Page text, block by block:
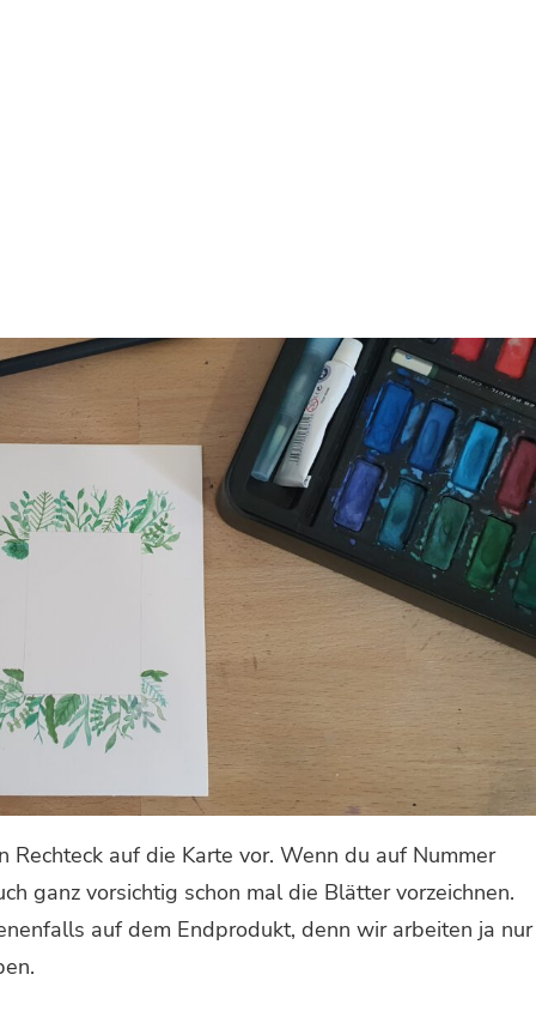
Rechteck auf die Karte vor. Wenn du auf Nummer
ganz vorsichtig schon mal die Blätter vorzeichnen.
auf dem Endprodukt, denn wir arbeiten ja nur